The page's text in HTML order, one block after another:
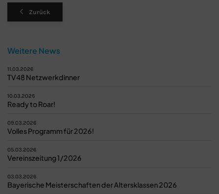
Zurück
Weitere News
11.03.2026
TV48 Netzwerkdinner
10.03.2026
Ready to Roar!
09.03.2026
Volles Programm für 2026!
05.03.2026
Vereinszeitung 1/2026
03.03.2026
Bayerische Meisterschaften der Altersklassen 2026